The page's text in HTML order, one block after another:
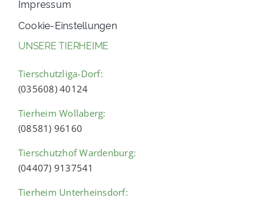
Impressum
Cookie-Einstellungen
UNSERE TIERHEIME
Tierschutzliga-Dorf:
(035608) 40124
Tierheim Wollaberg:
(08581) 96160
Tierschutzhof Wardenburg:
(04407) 9137541
Tierheim Unterheinsdorf: